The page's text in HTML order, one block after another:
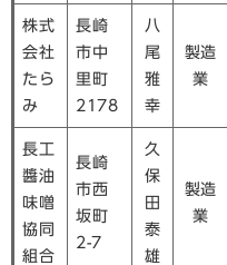
株式
会社
たら
み
長崎
市中
里町
2178
八
尾
雅
幸
製造
業
長工
醬油
味噌
協同
組合
長崎
市西
坂町
2-7
久
保
田
泰
雄
製造
業